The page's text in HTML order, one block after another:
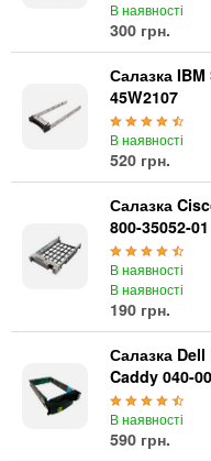
В наявності
300 грн.
Салазка
45W2107
В наявності
520 грн.
Салазка
800-35052-01
В наявності
В наявності
190 грн.
Салазка Dell
Caddy 040-
В наявності
590 грн.